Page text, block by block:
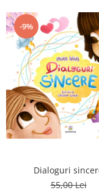
-9%
Dialoguri
55,00 Lei